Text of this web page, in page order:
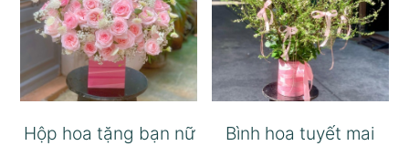
Hộp hoa tặng bạn nữ Bình hoa tuyết mai